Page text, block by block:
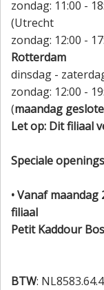
zondag: 11:00 -
(Utrecht
zondag: 12:00 -
Rotterdam
dinsdag -
zondag: 12:00 -
(maandag
Let op: Dit filiaal
Speciale
• Vanaf
filiaal
Petit Kaddour
BTW: